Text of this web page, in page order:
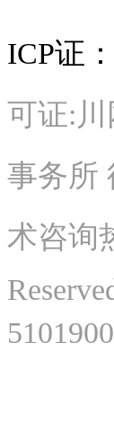
ICP证：
可证:川
事务所
术咨询